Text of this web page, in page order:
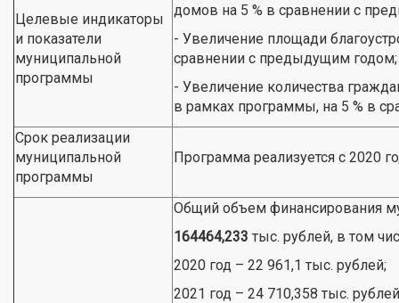
Целевые индикаторы
и показатели
муниципальной
программы
домов на 5 % в сравнении с
- Увеличение площади
сравнении с предыдущим годом;
- Увеличение количества
в рамках программы, на 5 % в
Срок реализации
муниципальной
программы
Программа реализуется с 2020
Общий объем финансирования
164464,233 тыс. рублей, в том
2020 год – 22 961,1 тыс. рублей;
2021 год – 24 710,358 тыс.